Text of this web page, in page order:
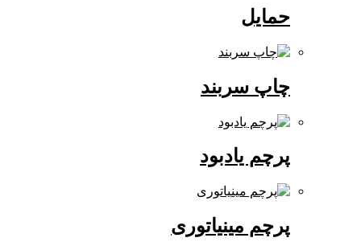
چاپ سربند
پرچم یادبود
پرچم مینیاتوری